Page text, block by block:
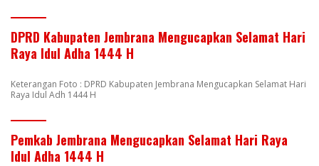
DPRD Kabupaten Jembrana Mengucapkan Selamat Hari
Raya Idul Adha 1444 H
Keterangan Foto : DPRD Kabupaten Jembrana Mengucapkan Selamat Hari
Raya Idul Adh 1444 H
Pemkab Jembrana Mengucapkan Selamat Hari Raya
Idul Adha 1444 H